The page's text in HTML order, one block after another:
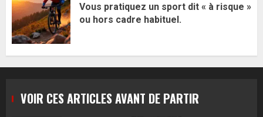
Vous pratiquez un sport dit « à risque »
ou hors cadre habituel.
VOIR CES ARTICLES AVANT DE PARTIR